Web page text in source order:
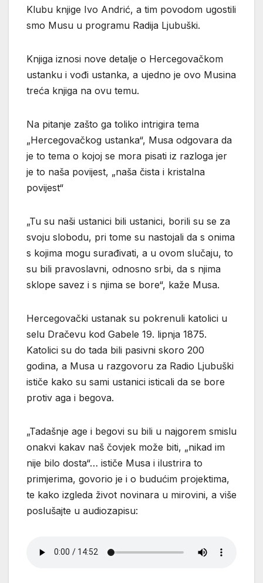
Klubu knjige Ivo Andrić, a tim povodom ugostili
smo Musu u programu Radija Ljubuški.
Knjiga iznosi nove detalje o Hercegovačkom
ustanku i vođi ustanka, a ujedno je ovo Musina
treća knjiga na ovu temu.
Na pitanje zašto ga toliko intrigira tema
„Hercegovačkog ustanka“, Musa odgovara da
je to tema o kojoj se mora pisati iz razloga jer
je to naša povijest, „naša čista i kristalna
povijest“
„Tu su naši ustanici bili ustanici, borili su se za
svoju slobodu, pri tome su nastojali da s onima
s kojima mogu surađivati, a u ovom slučaju, to
su bili pravoslavni, odnosno srbi, da s njima
sklope savez i s njima se bore“, kaže Musa.
Hercegovački ustanak su pokrenuli katolici u
selu Dračevu kod Gabele 19. lipnja 1875.
Katolici su do tada bili pasivni skoro 200
godina, a Musa u razgovoru za Radio Ljubuški
ističe kako su sami ustanici isticali da se bore
protiv aga i begova.
„Tadašnje age i begovi su bili u najgorem smislu
onakvi kakav naš čovjek može biti, „nikad im
nije bilo dosta“… ističe Musa i ilustrira to
primjerima, govorio je i o budućim projektima,
te kako izgleda život novinara u mirovini, a više
poslušajte u audiozapisu: